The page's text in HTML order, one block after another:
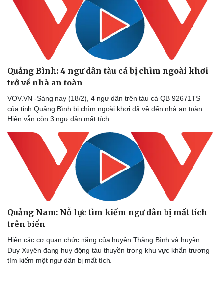
Doanh nghiệp
Thông tin doanh nghiệp
Doanh nghiệp 24h
Doanh nhân
Vì cộng đồng
Công nghệ
Sành điệu
Tin Công nghệ
Chuyển đổi số
Quảng Bình: 4 ngư dân tàu cá bị chìm ngoài khơi
trở về nhà an toàn
VOV.VN -Sáng nay (18/2), 4 ngư dân trên tàu cá QB 92671TS
của tỉnh Quảng Bình bị chìm ngoài khơi đã về đến nhà an toàn.
Hiện vẫn còn 3 ngư dân mất tích.
Quảng Nam: Nỗ lực tìm kiếm ngư dân bị mất tích
trên biển
Hiện các cơ quan chức năng của huyện Thăng Bình và huyện
Duy Xuyên đang huy động tàu thuyền trong khu vực khẩn trương
tìm kiếm một ngư dân bị mất tích.